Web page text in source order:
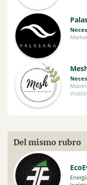
Del mismo rubro